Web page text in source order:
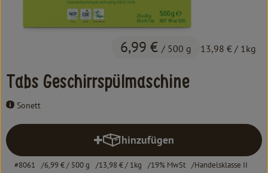
Über uns
Erleben
Tabs Geschirrspülmaschine
Sonett
6,99 € / 500 g 13,98 € / 1kg
hinzufügen
Produkt zum Warenkorb
#8061 6,99 €/ 500 g 13,98 €/ 1kg 19% MwSt Handelsklasse II